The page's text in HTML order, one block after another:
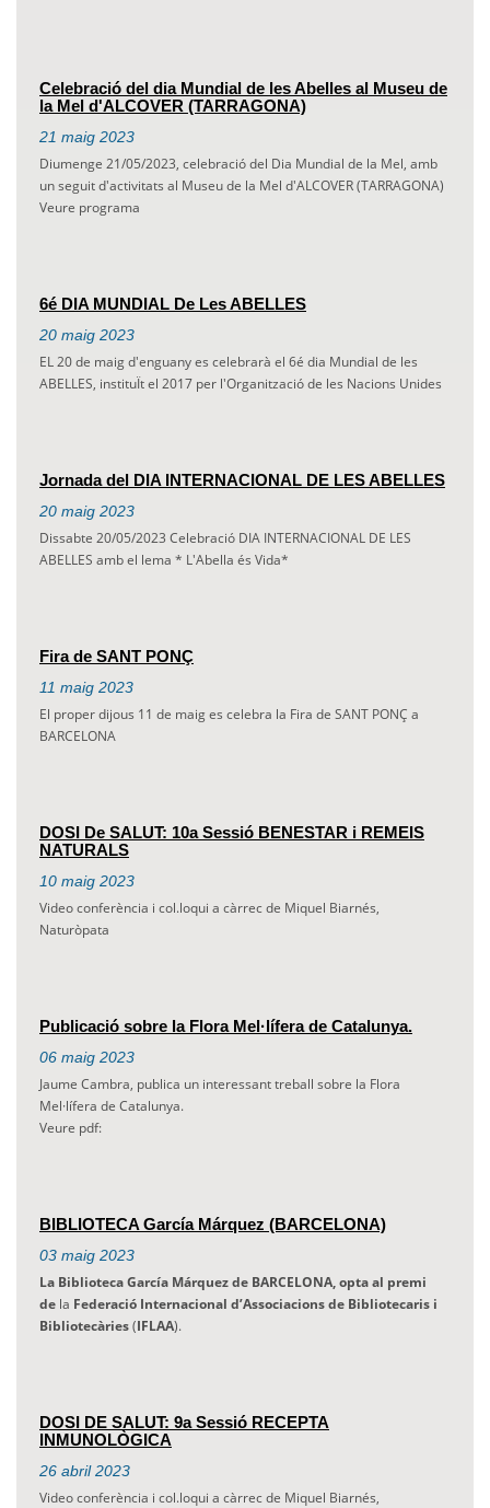
Celebració del dia Mundial de les Abelles al Museu de
la Mel d'ALCOVER (TARRAGONA)
21 maig 2023
Diumenge 21/05/2023, celebració del Dia Mundial de la Mel, amb
un seguit d'activitats al Museu de la Mel d'ALCOVER (TARRAGONA)
Veure programa
6é DIA MUNDIAL De Les ABELLES
20 maig 2023
EL 20 de maig d'enguany es celebrarà el 6é dia Mundial de les
ABELLES, instituÏt el 2017 per l'Organització de les Nacions Unides
Jornada del DIA INTERNACIONAL DE LES ABELLES
20 maig 2023
Dissabte 20/05/2023 Celebració DIA INTERNACIONAL DE LES
ABELLES amb el lema * L'Abella és Vida*
Fira de SANT PONÇ
11 maig 2023
El proper dijous 11 de maig es celebra la Fira de SANT PONÇ a
BARCELONA
DOSI De SALUT: 10a Sessió BENESTAR i REMEIS
NATURALS
10 maig 2023
Video conferència i col.loqui a càrrec de Miquel Biarnés,
Naturòpata
Publicació sobre la Flora Mel·lífera de Catalunya.
06 maig 2023
Jaume Cambra, publica un interessant treball sobre la Flora
Mel·lífera de Catalunya.
Veure pdf:
BIBLIOTECA García Márquez (BARCELONA)
03 maig 2023
La Biblioteca García Márquez de BARCELONA, opta al premi
de la Federació Internacional d’Associacionsde Bibliotecaris i
Bibliotecàries(IFLAA).
DOSI DE SALUT: 9a Sessió RECEPTA
INMUNOLÒGICA
26 abril 2023
Video conferència i col.loqui a càrrec de Miquel Biarnés,